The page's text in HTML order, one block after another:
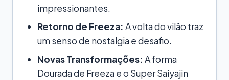
impressionantes.
Retorno de Freeza: A volta do vilão traz
um senso de nostalgia e desafio.
Novas Transformações: A forma
Dourada de Freeza e o Super Saiyajin